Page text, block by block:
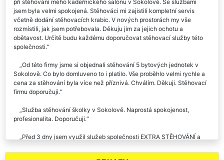
Před dvěma dny jsem využila stěhovacích služeb této společnosti
při stěhování mého kadeřnického salónu v Sokolově. Se službami
jsem byla velmi spokojená. Stěhováci mi zajistili kompletní servis
včetně dodání stěhovacích krabic. V nových prostorách my vše
rozmístili, jak jsem potřebovala. Děkuju jim za jejich ochotu a
obětavost. Určitě budu každému doporučovat stěhovací služby této
Od této firmy jsme si objednali stěhování 5 bytových jednotek v
Sokolově. Co bylo domluveno to i platilo. Vše proběhlo velmi rychle a
cena za stěhování byla více než příznivá. Chválím. Děkuji. Stěhovací
Služba stěhování školky v Sokolově. Naprostá spokojenost,
poprosil je o pomoc, při stěhování mé truhlářské dílny. Stěhování